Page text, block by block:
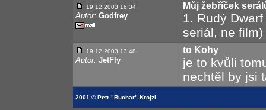
19.12.2003 16:34
Autor: Godfrey
Můj žebříček
1. Rudý
seriál, ne
19.12.2003 13:48
Autor: JetFly
to Kohy
je to kvůli
nechtěl by jsi
2001 © Petr "Buchar" Krojzl